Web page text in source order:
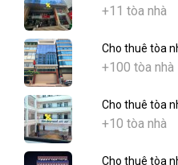
+11 tòa nhà
Cho thuê tòa
+100 tòa nhà
Cho thuê tòa
+10 tòa nhà
Cho thuê tòa